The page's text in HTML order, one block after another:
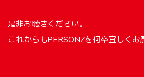
是非お聴きください。
これからもPERSONZを何卒宜しくお